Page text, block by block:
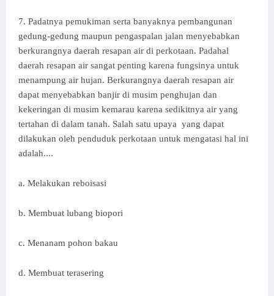
7. Padatnya pemukiman serta banyaknya pembangunan
gedung-gedung maupun pengaspalan jalan menyebabkan
berkurangnya daerah resapan air di perkotaan. Padahal
daerah resapan air sangat penting karena fungsinya untuk
menampung air hujan. Berkurangnya daerah resapan air
dapat menyebabkan banjir di musim penghujan dan
kekeringan di musim kemarau karena sedikitnya air yang
tertahan di dalam tanah. Salah satu upaya yang dapat
dilakukan oleh penduduk perkotaan untuk mengatasi hal ini
adalah....
a. Melakukan reboisasi
b. Membuat lubang biopori
c. Menanam pohon bakau
d. Membuat terasering